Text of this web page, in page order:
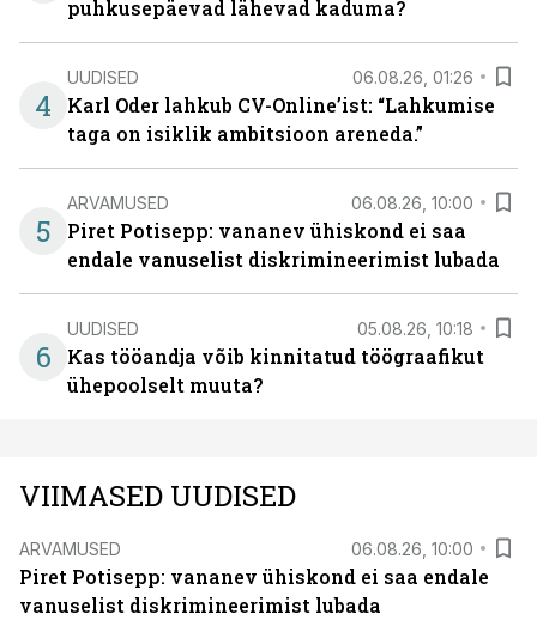
puhkusepäevad lähevad kaduma?
4
UUDISED 06.08.26, 01:26
Karl Oder lahkub CV-Online’ist: “Lahkumise
taga on isiklik ambitsioon areneda.”
5
ARVAMUSED 06.08.26, 10:00
Piret Potisepp: vananev ühiskond ei saa
endale vanuselist diskrimineerimist lubada
6
UUDISED 05.08.26, 10:18
Kas tööandja võib kinnitatud töögraafikut
ühepoolselt muuta?
VIIMASED UUDISED
ARVAMUSED 06.08.26, 10:00
Piret Potisepp: vananev ühiskond ei saa endale
vanuselist diskrimineerimist lubada